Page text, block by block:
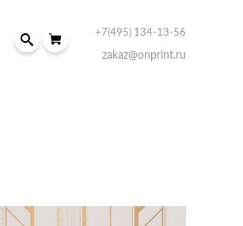
+7(495) 134-13-56
zakaz@onprint.ru